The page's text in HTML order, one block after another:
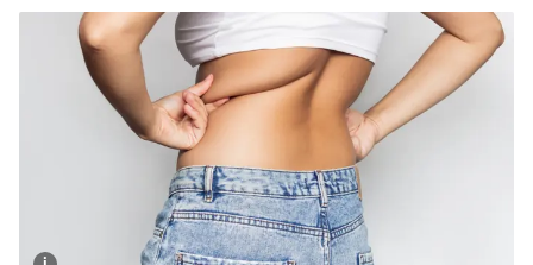
Všechny kategorie
Seberozvoj
ZDRAVÍ
Všechny kategorie
Životní styl
ZÁBAVA
Všechny kategorie
Všechny kategorie
Tvoření
BurdaMedia
Extra